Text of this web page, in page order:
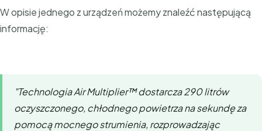
W opisie jednego z urządzeń możemy znaleźć następującą
informację:
"Technologia Air Multiplier™ dostarcza 290 litrów
oczyszczonego, chłodnego powietrza na sekundę za
pomocą mocnego strumienia, rozprowadzając